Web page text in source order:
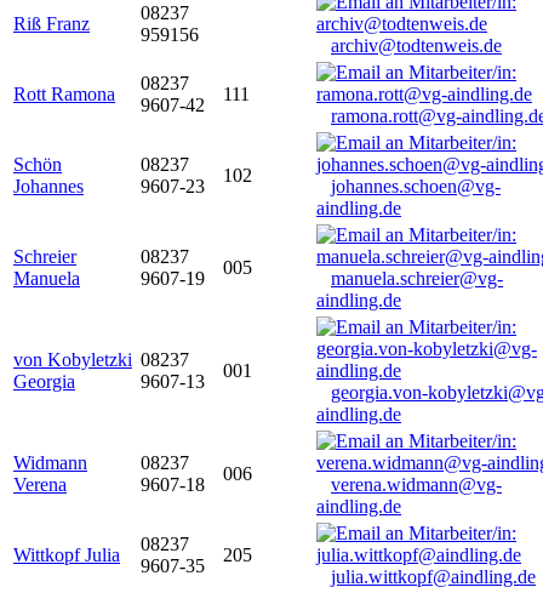
Riß Franz
08237
959156
archiv@todtenweis.de
Rott Ramona
08237
9607-42
111
ramona.rott@vg-
Schön
Johannes
08237
9607-23
102
johannes.schoen@vg-
aindling.de
Schreier
Manuela
08237
9607-19
005
manuela.schreier@vg-
aindling.de
von Kobyletzki
Georgia
08237
9607-13
001
georgia.von-
aindling.de
Widmann
Verena
08237
9607-18
006
verena.widmann@vg-
aindling.de
Wittkopf Julia
08237
9607-35
205
julia.wittkopf@aindling.de